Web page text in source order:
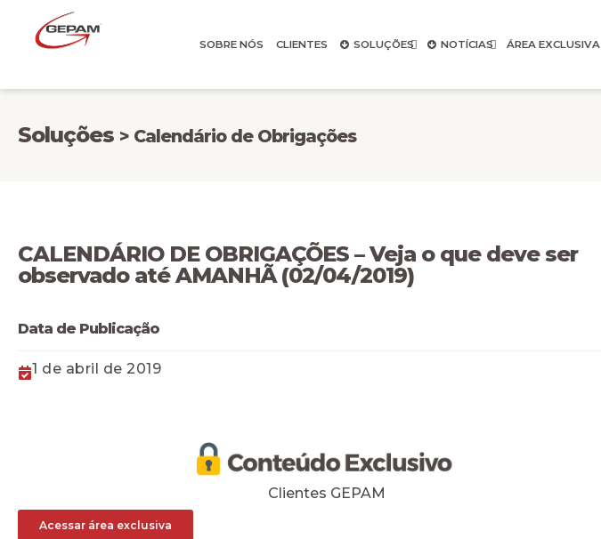
SOBRE NÓS CLIENTES SOLUÇÕES NOTÍCIAS ÁREA EXCLUSIVA
Soluções > Calendário de Obrigações
CALENDÁRIO DE OBRIGAÇÕES – Veja o que deve ser
observado até AMANHÃ (02/04/2019)
Data de Publicação
1 de abril de 2019
Clientes GEPAM
Acessar área exclusiva